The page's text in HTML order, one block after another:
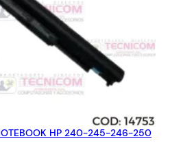
HP 240-245-246-250